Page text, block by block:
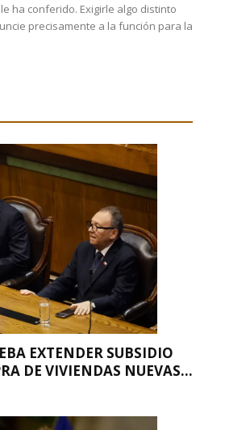
ha conferido. Exigirle algo distinto
precisamente a la función para la
EXTENDER SUBSIDIO
DE VIVIENDAS NUEVAS...